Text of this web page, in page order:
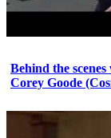
Behind the
Corey Goode